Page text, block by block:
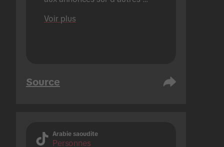
Voir plus
Source
Arabie saoudite
Personnes